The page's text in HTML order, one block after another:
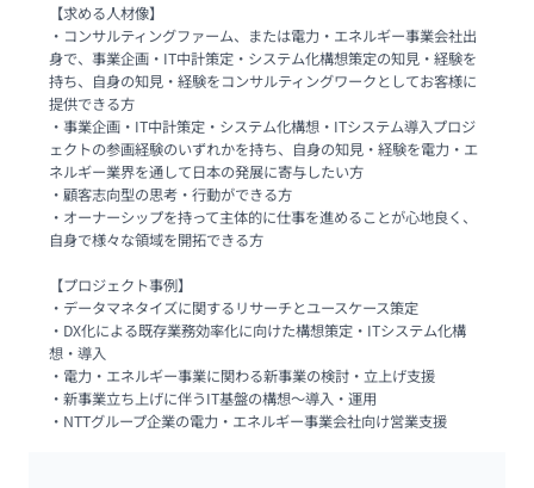
【求める人材像】
・コンサルティングファーム、または電力・エネルギー事業会社出
身で、事業企画・IT中計策定・システム化構想策定の知見・経験を
持ち、自身の知見・経験をコンサルティングワークとしてお客様に
提供できる方
・事業企画・IT中計策定・システム化構想・ITシステム導入プロジ
ェクトの参画経験のいずれかを持ち、自身の知見・経験を電力・エ
ネルギー業界を通して日本の発展に寄与したい方
・顧客志向型の思考・行動ができる方
・オーナーシップを持って主体的に仕事を進めることが心地良く、
自身で様々な領域を開拓できる方
【プロジェクト事例】
・データマネタイズに関するリサーチとユースケース策定
・DX化による既存業務効率化に向けた構想策定・ITシステム化構
想・導入
・電力・エネルギー事業に関わる新事業の検討・立上げ支援
・新事業立ち上げに伴うIT基盤の構想～導入・運用
・NTTグループ企業の電力・エネルギー事業会社向け営業支援